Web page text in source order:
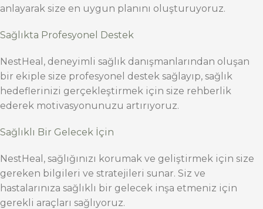
anlayarak size en uygun planını oluşturuyoruz.
Sağlıkta Profesyonel Destek
NestHeal, deneyimli sağlık danışmanlarından oluşan
bir ekiple size profesyonel destek sağlayıp, sağlık
hedeflerinizi gerçekleştirmek için size rehberlik
ederek motivasyonunuzu artırıyoruz.
Sağlıklı Bir Gelecek İçin
NestHeal, sağlığınızı korumak ve geliştirmek için size
gereken bilgileri ve stratejileri sunar. Siz ve
hastalarınıza sağlıklı bir gelecek inşa etmeniz için
gerekli araçları sağlıyoruz.